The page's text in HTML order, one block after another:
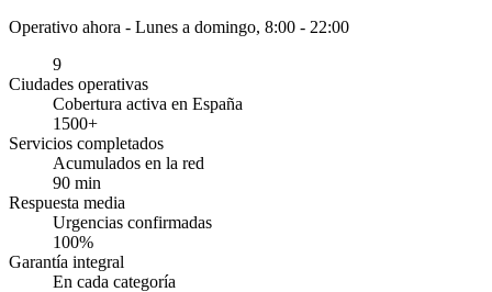
Operativo ahora - Lunes a domingo, 8:00 - 22:00
9
Ciudades operativas
Cobertura activa en España
1500+
Servicios completados
Acumulados en la red
90 min
Respuesta media
Urgencias confirmadas
100%
Garantía integral
En cada categoría